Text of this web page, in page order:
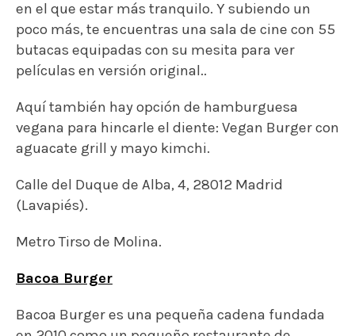
Metro Tirso de Molina.
Bacoa Burger
Bacoa Burger es una pequeña cadena fundada
en 2010 como un pequeño restaurante de
hamburguesas. Tienen 10 locales en España (3
en Madrid).
Sus 2 propuestas sin carne son La Gran Vegano
(hecha de garbanzos y espinacas con aguacate y
chutney de tomate casero) y la Quinoa (base de
aguacate y salsa barbacoa)
Varios locales.